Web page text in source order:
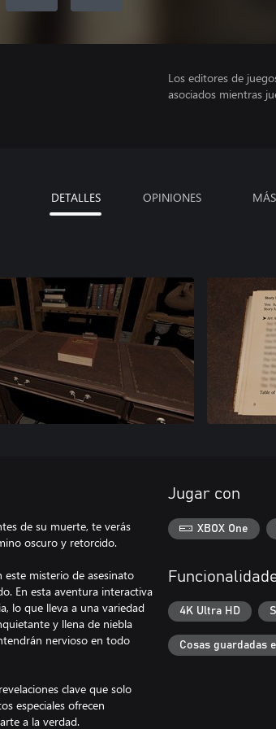
Los editores de
asociados mientras
DETALLES OPINIONES MÁS
de su muerte, te verás
oscuro y retorcido.
misterio de asesinato
En esta aventura interactiva
lo que lleva a una variedad
y llena de niebla
nervioso en todo
clave que solo
especiales ofrecen
a la verdad.
Jugar con
XBOX One
4K Ultra HD
Cosas guardadas